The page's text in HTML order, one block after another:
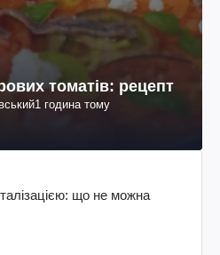
томатів: рецепт
1 година тому
що не можна